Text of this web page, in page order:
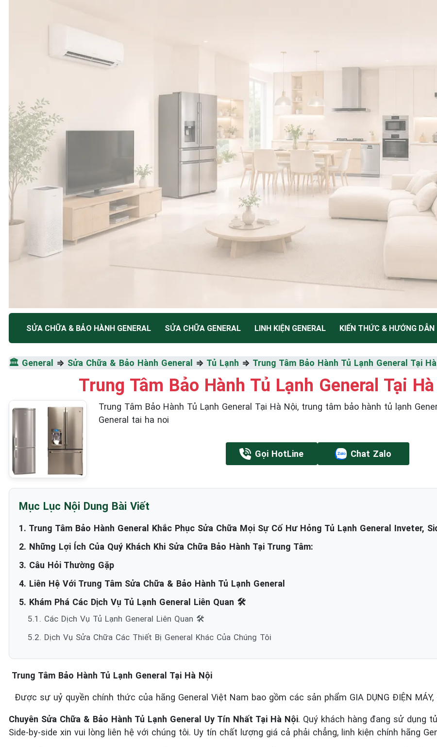
TRUNG TÂM BẢO HÀNH ĐIỆN MÁY HÀ NỘI
SỬA CHỮA & BẢO HÀNH
GENERAL
Tốc Độ Tối Đa • Chất Lượng Tối Ưu • Chi Phí Tối Thiểu
☎️ 09.86.85.89.22
SỬA CHỮA & BẢO HÀNH GENERAL SỬA CHỮA GENERAL LINH KIỆN GENERAL KIẾN THỨC & HƯỚNG DẪN
🏛️ General ⇒ Sửa Chữa & Bảo Hành General ⇒ Tủ Lạnh ⇒ Trung Tâm Bảo Hành Tủ Lạnh General Tại
Trung Tâm Bảo Hành Tủ Lạnh General Tại
Trung Tâm Bảo Hành Tủ Lạnh General Tại Hà Nội, trung tâm bảo hành tủ lạnh
General tai ha noi
Gọi HotLine Chat Zalo
Mục Lục Nội Dung Bài Viết
1. Trung Tâm Bảo Hành General Khắc Phục Sửa Chữa Mọi Sự Cố Hư Hỏng Tủ Lạnh General Inveter,
2. Những Lợi Ích Của Quý Khách Khi Sửa Chữa Bảo Hành Tại Trung Tâm:
3. Câu Hỏi Thường Gặp
4. Liên Hệ Với Trung Tâm Sửa Chữa & Bảo Hành Tủ Lạnh General
5. Khám Phá Các Dịch Vụ Tủ Lạnh General Liên Quan 🛠️
5.1. Các Dịch Vụ Tủ Lạnh General Liên Quan 🛠️
5.2. Dịch Vụ Sửa Chữa Các Thiết Bị General Khác Của Chúng Tôi
Trung Tâm Bảo Hành Tủ Lạnh General Tại Hà Nội
Được sự uỷ quyền chính thức của hãng General Việt Nam bao gồm các sản phẩm GIA DỤNG ĐIỆN MÁY,
Chuyên Sửa Chữa & Bảo Hành Tủ Lạnh General Uy Tín Nhất Tại Hà Nội. Quý khách hàng đang sử dụng
Side-by-side xin vui lòng liên hệ với chúng tôi. Uy tín chất lượng giá cả phải chẳng, linh kiện chính hãng